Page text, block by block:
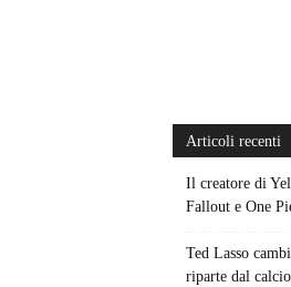
Articoli recenti
Il creatore di
Fallout e One
Ted Lasso
riparte dal